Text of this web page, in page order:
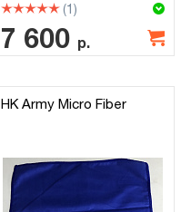
(1)
7 600 р.
HK Army Micro Fiber